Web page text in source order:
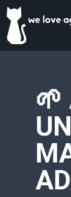
🌱
UN